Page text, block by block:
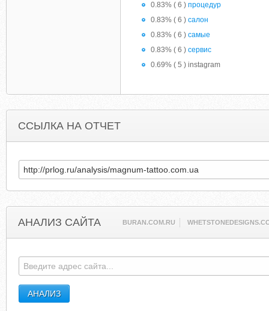
0.83% ( 6 ) процедур
0.83% ( 6 ) салон
0.83% ( 6 ) самые
0.83% ( 6 ) сервис
0.69% ( 5 ) instagram
ССЫЛКА НА ОТЧЕТ
АНАЛИЗ САЙТА BURAN.COM.RU